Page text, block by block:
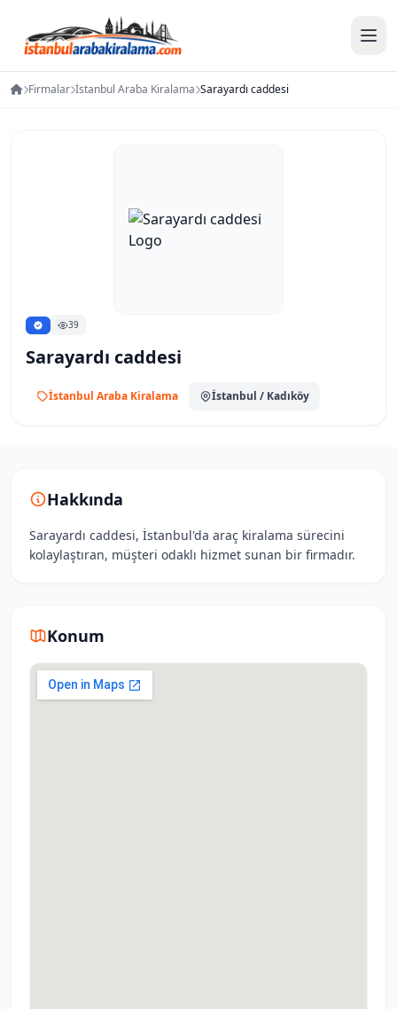
Firmalar İstanbul Araba Kiralama Sarayardı caddesi
39
Sarayardı caddesi
İstanbul Araba Kiralama İstanbul / Kadıköy
Hakkında
Sarayardı caddesi, İstanbul'da araç kiralama sürecini
kolaylaştıran, müşteri odaklı hizmet sunan bir firmadır.
Konum